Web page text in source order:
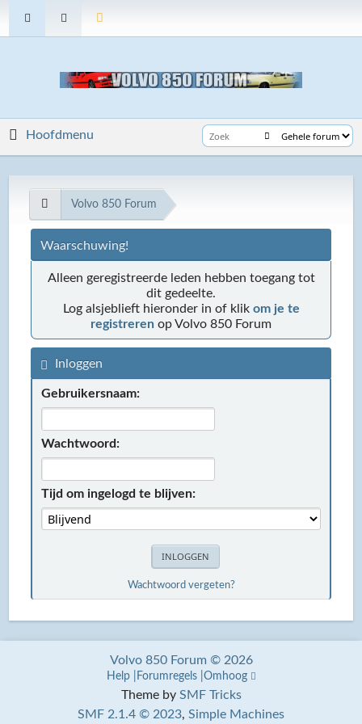
Hoofdmenu
Volvo 850 Forum
Waarschuwing!
Alleen geregistreerde leden hebben toegang tot
dit gedeelte.
Log alsjeblieft hieronder in of klik om je te
registreren op Volvo 850 Forum
Inloggen
Gebruikersnaam:
Wachtwoord:
Tijd om ingelogd te blijven:
Wachtwoord vergeten?
Theme by SMF Tricks
SMF 2.1.4 © 2023, Simple Machines
Volvo 850 Forum © 2026
Help Forumregels Omhoog